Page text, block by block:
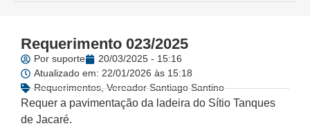
Requerimento 023/2025
Por suporte
20/03/2025 - 15:16
Atualizado em: 22/01/2026 às 15:18
Requerimentos,Vereador Santiago Santino
Requer a pavimentação da ladeira do Sítio Tanques
de Jacaré.